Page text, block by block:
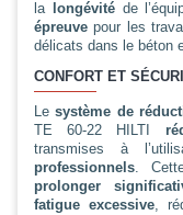
la
longévitéde
épreuvepour les
délicats dans le béton
CONFORT ET
Lesystème de
TE 60-22 HILTI
transmises à
professionnels.
prolonger
fatigue excessive,